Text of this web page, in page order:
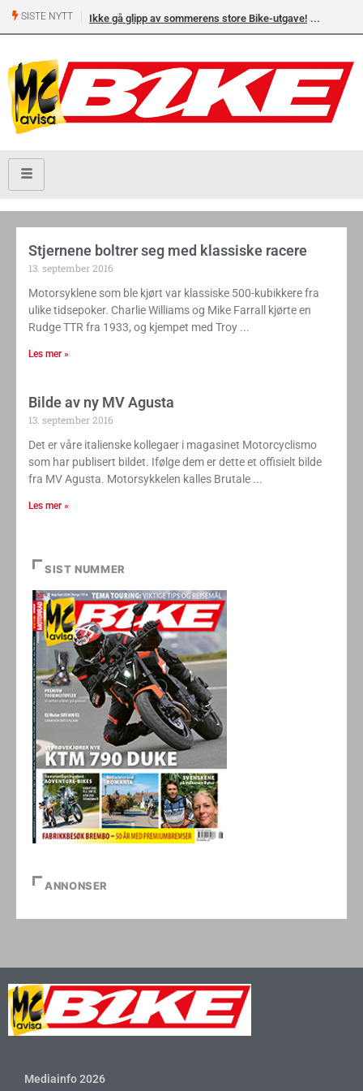
SISTE NYTT Ikke gå glipp av sommerens store Bike-utgave!
Stjernene boltrer seg med klassiske racere
13. september 2016
Motorsyklene som ble kjørt var klassiske 500-kubikkere fra
ulike tidsepoker. Charlie Williams og Mike Farrall kjørte en
Rudge TTR fra 1933, og kjempet med Troy
Les mer »
Bilde av ny MV Agusta
13. september 2016
Det er våre italienske kollegaer i magasinet Motorcyclismo
som har publisert bildet. Ifølge dem er dette et offisielt bilde
fra MV Agusta. Motorsykkelen kalles Brutale
Les mer »
SIST NUMMER
ANNONSER
Mediainfo 2026